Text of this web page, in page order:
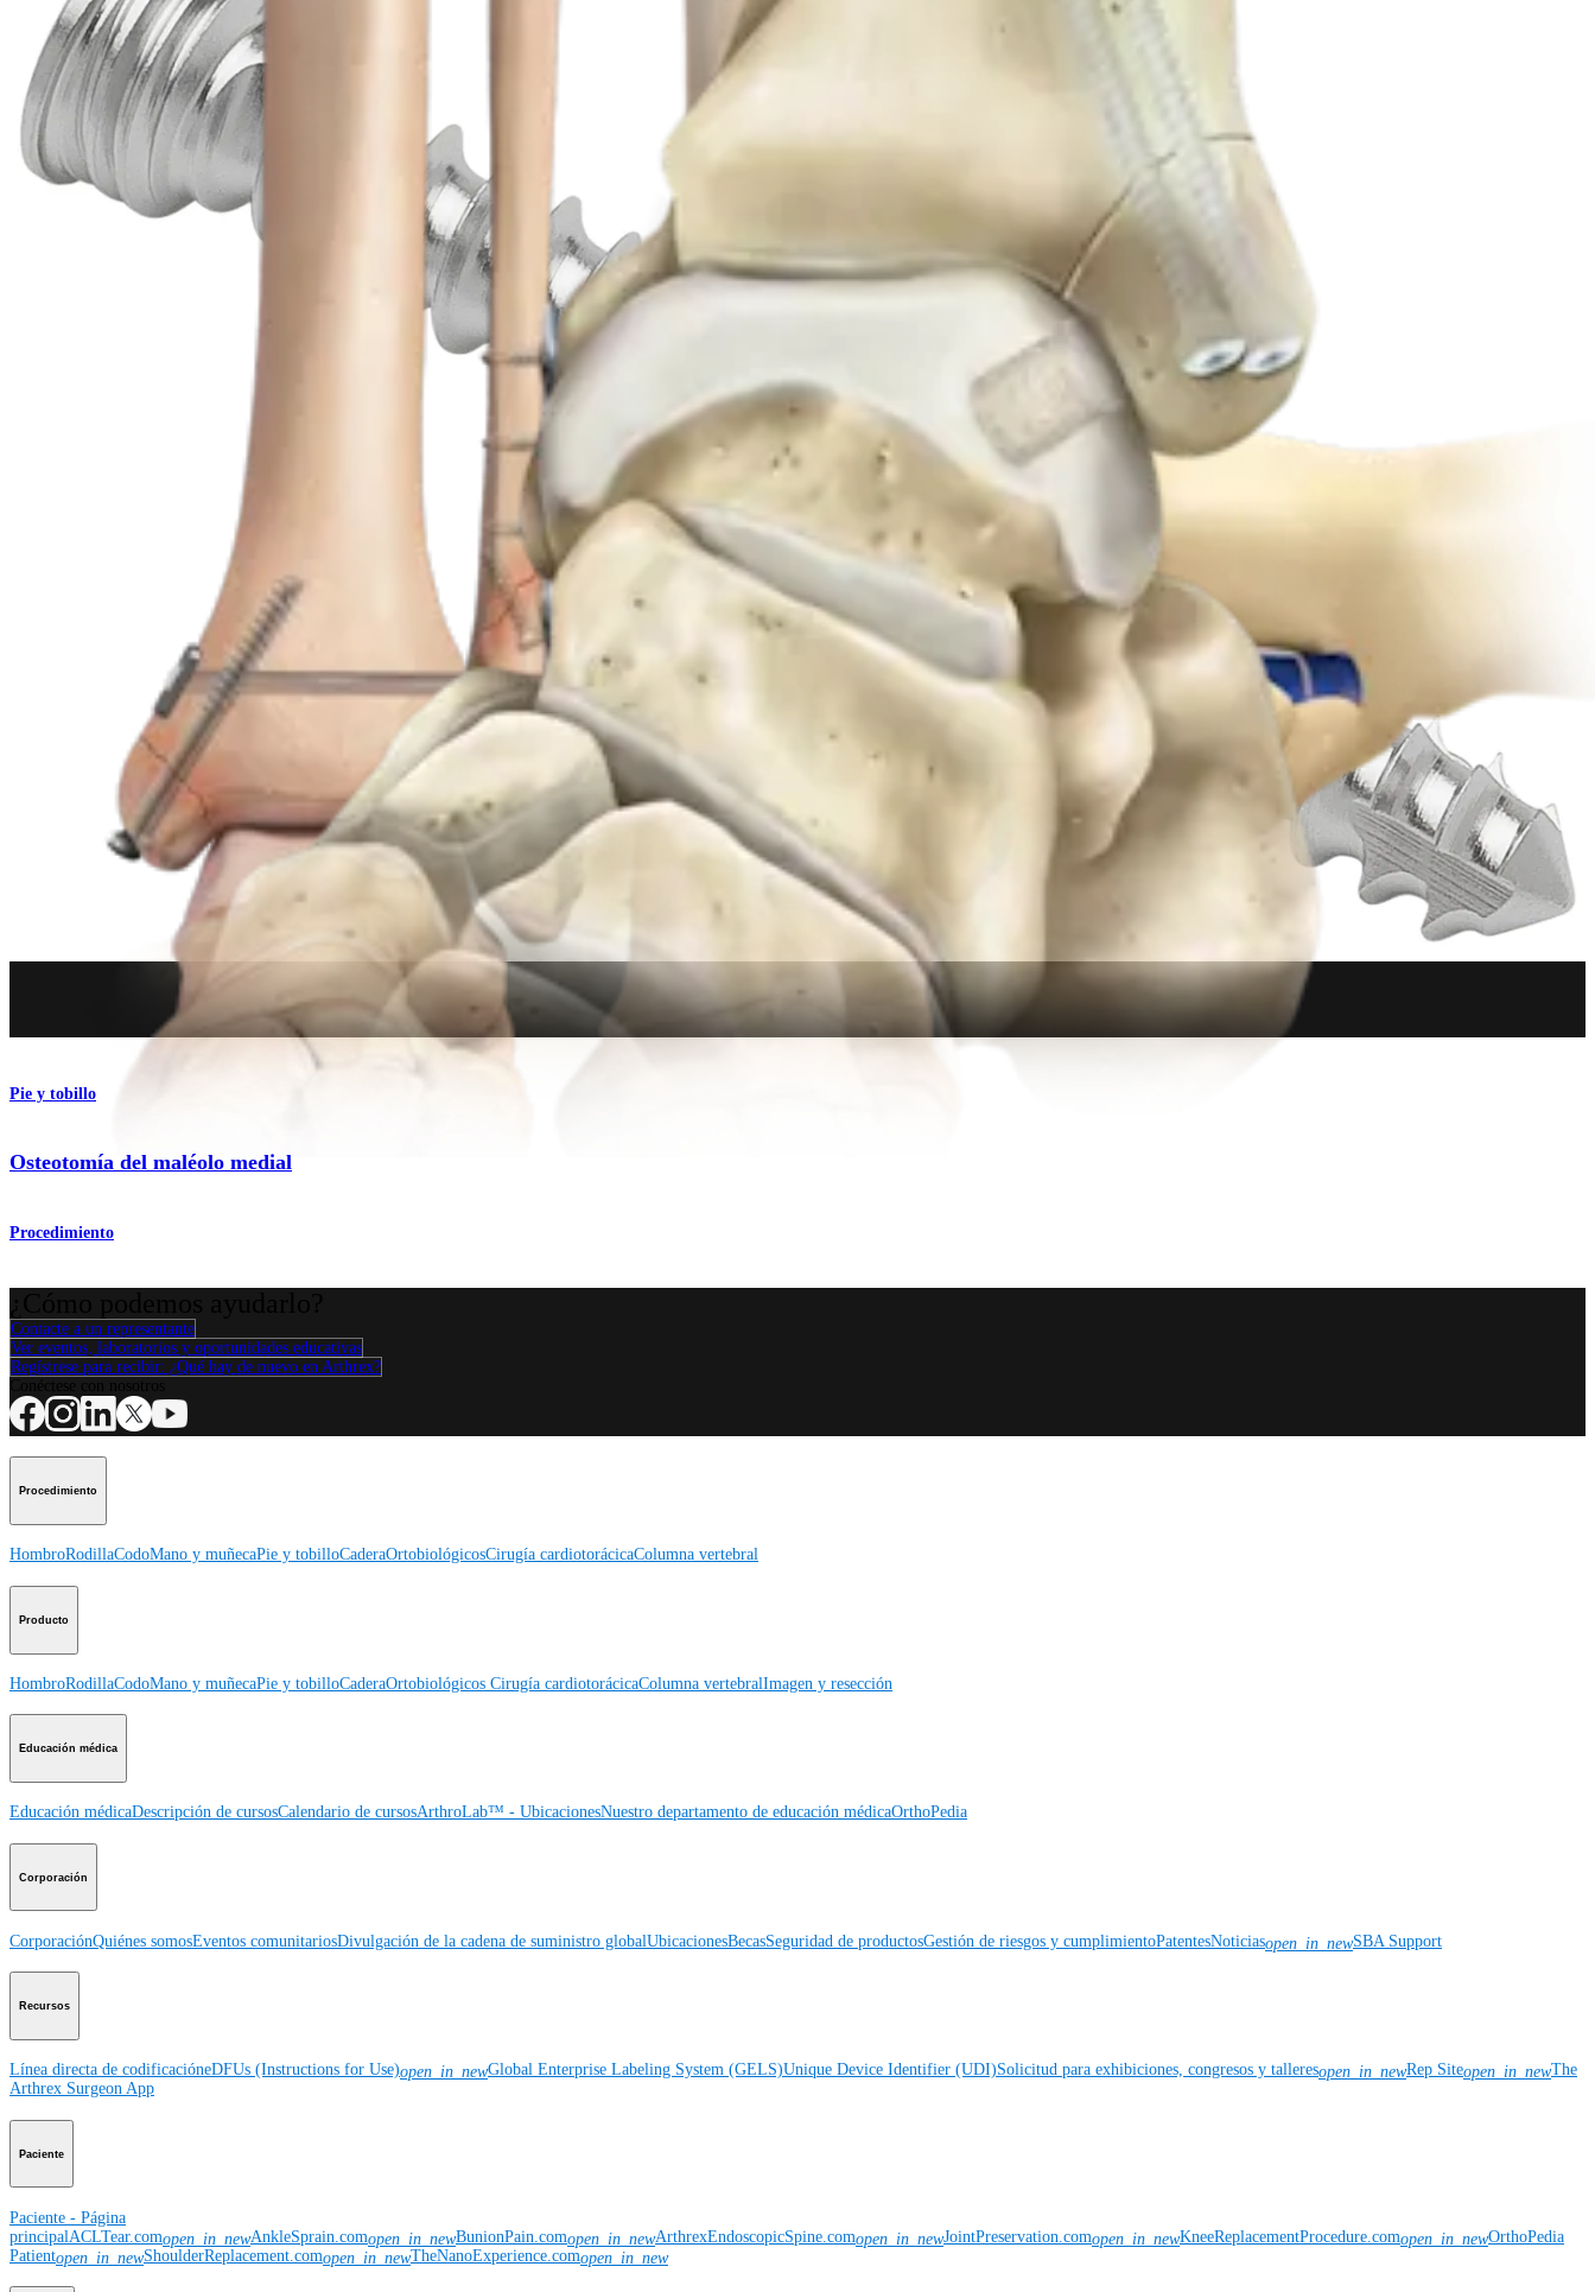
Pie y tobillo
Sistema de manejo de fracturas para el tobillo
Producto
Fijación interna para fractura de tobillo
Pie y tobillo
Osteotomía del maléolo medial
Procedimiento
Contacte a un representante
Ver eventos, laboratorios y oportunidades educativas
Regístrese para recibir: ¿Qué hay de nuevo en Arthrex?
Procedimiento
HombroRodillaCodoMano y muñecaPie y tobilloCaderaOrtobiológicosCirugía cardiotorácicaColumna vertebral
Producto
HombroRodillaCodoMano y muñecaPie y tobilloCaderaOrtobiológicos Cirugía cardiotorácicaColumna vertebralImagen y resección
Educación médica
Educación médicaDescripción de cursosCalendario de cursosArthroLab™ - UbicacionesNuestro departamento de educación médicaOrthoPedia
Corporación
CorporaciónQuiénes somosEventos comunitariosDivulgación de la cadena de suministro globalUbicacionesBecasSeguridad de productosGestión de riesgos y cumplimientoPatentesNoticiasopen_in_newSBA Support
Recursos
Línea directa de codificacióneDFUs (Instructions for Use)open_in_newGlobal Enterprise Labeling System (GELS)Unique Device Identifier (UDI)Solicitud para exhibiciones, congresos y talleresopen_in_newRep Siteopen_in_newThe
Arthrex Surgeon App
Paciente
Paciente - Página
principal ACLTear.comopen_in_newAnkleSprain.comopen_in_newBunionPain.comopen_in_newArthrexEndoscopicSpine.comopen_in_newJointPreservation.comopen_in_newKneeReplacementProcedure.comopen_in_newOrthoPedia
Patientopen_in_newShoulderReplacement.comopen_in_newTheNanoExperience.comopen_in_new